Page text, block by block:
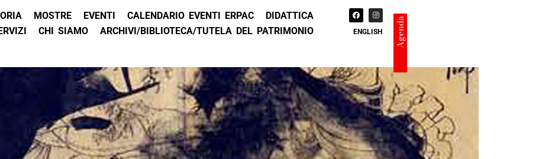
MOSTRE EVENTI CALENDARIO EVENTI ERPAC
DIDATTICA
CHI SIAMO ARCHIVI/BIBLIOTECA/TUTELA DEL PATRIMONIO ENGLISH Agenda